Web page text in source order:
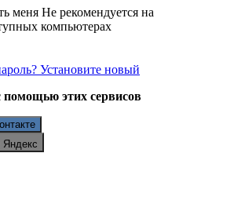
меня Не рекомендуется на
компьютерах
Установите новый
помощью этих сервисов
Яндекс